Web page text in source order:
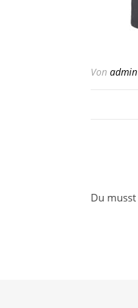
Von admin
Du musst